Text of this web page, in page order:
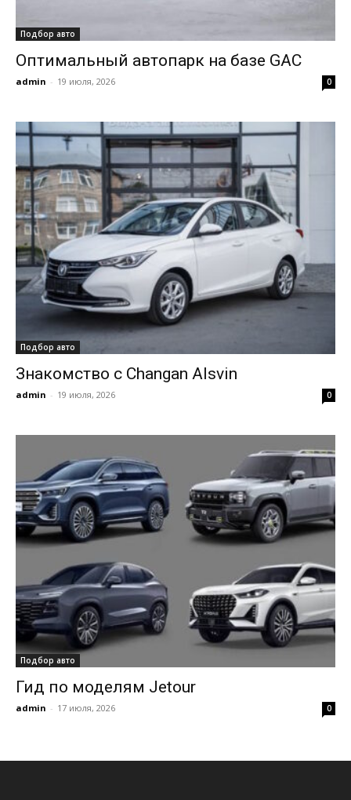
Подбор авто
Оптимальный автопарк на базе GAC
admin - 19 июля, 2026 0
Подбор авто
Знакомство с Changan Alsvin
admin - 19 июля, 2026 0
Подбор авто
Гид по моделям Jetour
admin - 17 июля, 2026 0